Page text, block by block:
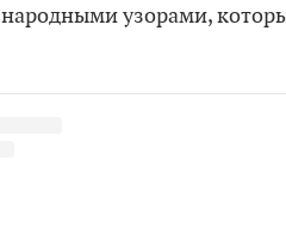
народными узорами,